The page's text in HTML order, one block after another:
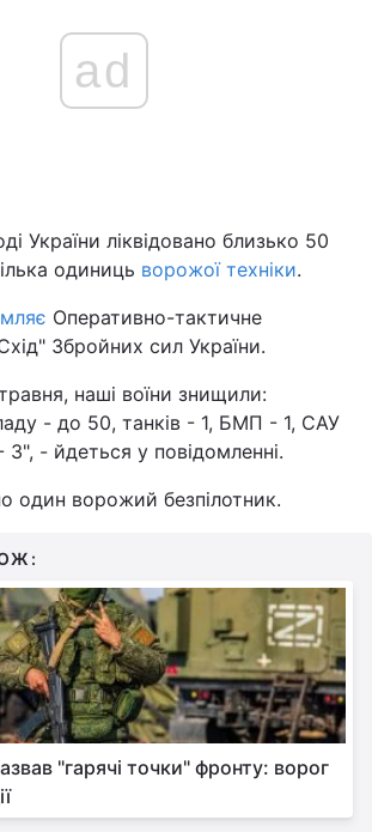
ad
України ліквідовано близько 50
одиниць ворожої техніки.
Оперативно-тактичне
Збройних сил України.
наші воїни знищили:
- до 50, танків - 1, БМП - 1, САУ
3", - йдеться у повідомленні.
один ворожий безпілотник.
"гарячі точки" фронту: ворог